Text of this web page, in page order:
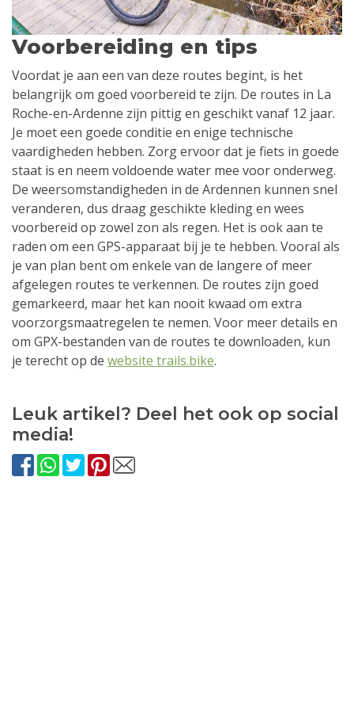
Voorbereiding en tips
Voordat je aan een van deze routes begint, is het
belangrijk om goed voorbereid te zijn. De routes in La
Roche-en-Ardenne zijn pittig en geschikt vanaf 12 jaar.
Je moet een goede conditie en enige technische
vaardigheden hebben. Zorg ervoor dat je fiets in goede
staat is en neem voldoende water mee voor onderweg.
De weersomstandigheden in de Ardennen kunnen snel
veranderen, dus draag geschikte kleding en wees
voorbereid op zowel zon als regen. Het is ook aan te
raden om een GPS-apparaat bij je te hebben. Vooral als
je van plan bent om enkele van de langere of meer
afgelegen routes te verkennen. De routes zijn goed
gemarkeerd, maar het kan nooit kwaad om extra
voorzorgsmaatregelen te nemen. Voor meer details en
om GPX-bestanden van de routes te downloaden, kun
je terecht op de website trails.bike.
Leuk artikel? Deel het ook op social
media!